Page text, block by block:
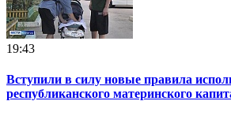
19:43
Вступили в силу новые правила
республиканского материнского